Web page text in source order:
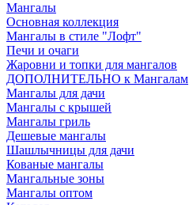
Мангалы
Основная коллекция
Мангалы в стиле "Лофт"
Печи и очаги
Жаровни и топки для мангалов
ДОПОЛНИТЕЛЬНО к Мангалам
Мангалы для дачи
Мангалы с крышей
Мангалы гриль
Дешевые мангалы
Шашлычницы для дачи
Кованые мангалы
Мангальные зоны
Мангалы оптом